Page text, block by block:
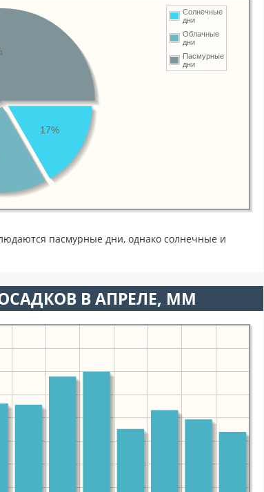
Солнечные
дни
Облачные
дни
Пасмурные
дни
17%
пасмурные дни, однако солнечные и
В АПРЕЛЕ, ММ